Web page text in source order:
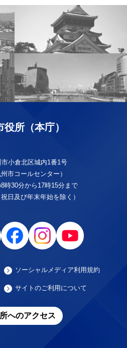
所（本庁）
小倉北区城内1番1号
市コールセンター）
時30分から17時15分まで
日及び年末年始を除く）
ソーシャルメディア利用規約
サイトのご利用について
へのアクセス